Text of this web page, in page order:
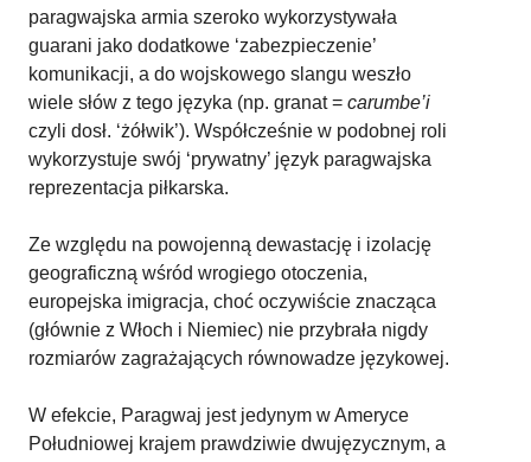
paragwajska armia szeroko wykorzystywała
guarani jako dodatkowe ‘zabezpieczenie’
komunikacji, a do wojskowego slangu weszło
wiele słów z tego języka (np. granat = carumbe’i
czyli dosł. ‘żółwik’). Współcześnie w podobnej roli
wykorzystuje swój ‘prywatny’ język paragwajska
reprezentacja piłkarska.
Ze względu na powojenną dewastację i izolację
geograficzną wśród wrogiego otoczenia,
europejska imigracja, choć oczywiście znacząca
(głównie z Włoch i Niemiec) nie przybrała nigdy
rozmiarów zagrażających równowadze językowej.
W efekcie, Paragwaj jest jedynym w Ameryce
Południowej krajem prawdziwie dwujęzycznym, a